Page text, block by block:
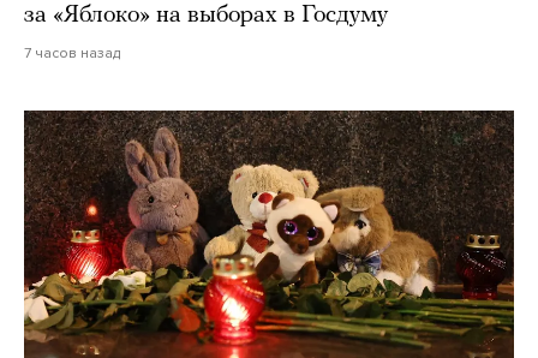
за «Яблоко» на выборах в Госдуму
7 часов назад